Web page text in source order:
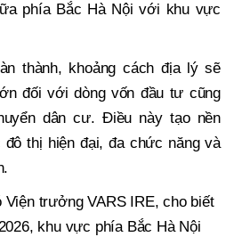
phía Bắc Hà Nội với khu vực
thành, khoảng cách địa lý sẽ
đối với dòng vốn đầu tư cũng
dân cư. Điều này tạo nền
đô thị hiện đại, đa chức năng và
Viện trưởng VARS IRE, cho biết
khu vực phía Bắc Hà Nội